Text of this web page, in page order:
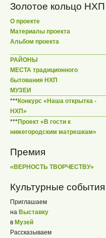
Золотое кольцо НХП
О проекте
Материалы проекта
Альбом проекта
РАЙОНЫ
МЕСТА традиционного
бытования НХП
МУЗЕИ
***Конкурс «Наша открытка -
НХП»
***Проект «В гости к
нижегородским матрешкам»
Премия
«ВЕРНОСТЬ ТВОРЧЕСТВУ»
Культурные события
Приглашаем
на Выставку
в Музей
Рассказываем